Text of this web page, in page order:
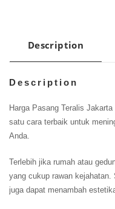
Description
Description
Harga Pasang Teralis
satu cara terbaik untuk
Anda.
Terlebih jika rumah atau
yang cukup rawan kejahatan.
juga dapat menambah